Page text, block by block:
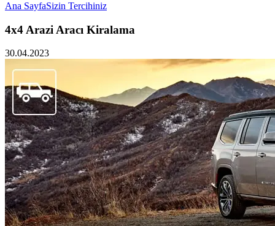
Ana SayfaSizin Tercihiniz
4x4 Arazi Aracı Kiralama
30.04.2023